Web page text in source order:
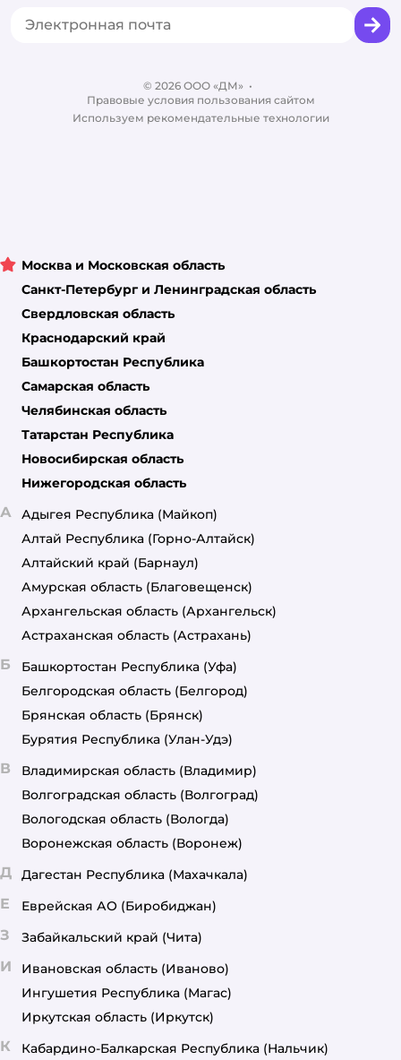
Блог
Корм для собак
© 2026 ООО «ДМ» •
Правовые условия пользования сайтом
Используем рекомендательные технологии
Москва и Московская область
Санкт-Петербург и Ленинградская область
Свердловская область
Краснодарский край
Башкортостан Республика
Самарская область
Челябинская область
Татарстан Республика
Новосибирская область
Нижегородская область
А Адыгея Республика (Майкоп)
Алтай Республика (Горно-Алтайск)
Алтайский край (Барнаул)
Амурская область (Благовещенск)
Архангельская область (Архангельск)
Астраханская область (Астрахань)
Б Башкортостан Республика (Уфа)
Белгородская область (Белгород)
Брянская область (Брянск)
Бурятия Республика (Улан-Удэ)
В Владимирская область (Владимир)
Волгоградская область (Волгоград)
Вологодская область (Вологда)
Воронежская область (Воронеж)
Д Дагестан Республика (Махачкала)
Е Еврейская АО (Биробиджан)
З Забайкальский край (Чита)
И Ивановская область (Иваново)
Ингушетия Республика (Магас)
Иркутская область (Иркутск)
К Кабардино-Балкарская Республика (Нальчик)